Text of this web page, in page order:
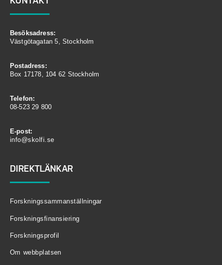
Besöksadress:
Västgötagatan 5, Stockholm
Postadress:
Box 17178, 104 62 Stockholm
Telefon:
08-523 29 800
E-post:
info@skolfi.se
DIREKTLÄNKAR
Forskningssammanställningar
Forskningsfinansiering
Forskningsprofil
Om webbplatsen